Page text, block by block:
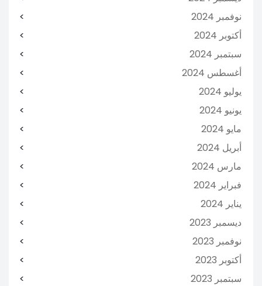
نوفمبر 2024
أكتوبر 2024
سبتمبر 2024
أغسطس 2024
يوليو 2024
يونيو 2024
مايو 2024
أبريل 2024
مارس 2024
فبراير 2024
يناير 2024
ديسمبر 2023
نوفمبر 2023
أكتوبر 2023
سبتمبر 2023